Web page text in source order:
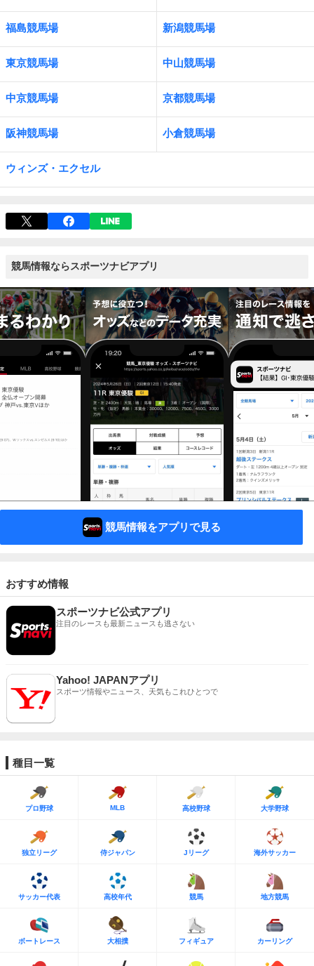
福島競馬場 新潟競馬場
東京競馬場 中山競馬場
中京競馬場 京都競馬場
阪神競馬場 小倉競馬場
ウィンズ・エクセル
競馬情報ならスポーツナビアプリ
競馬情報をアプリで見る
おすすめ情報
スポーツナビ公式アプリ
注目のレースも最新ニュースも逃さない
Yahoo! JAPANアプリ
スポーツ情報やニュース、天気もこれひとつで
種目一覧
プロ野球 MLB 高校野球 大学野球
独立リーグ 侍ジャパン Jリーグ 海外サッカー
サッカー代表 高校年代 競馬 地方競馬
ボートレース 大相撲 フィギュア カーリング